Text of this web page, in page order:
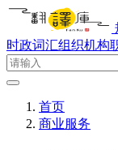
时政词汇组织机构
首页
商业服务